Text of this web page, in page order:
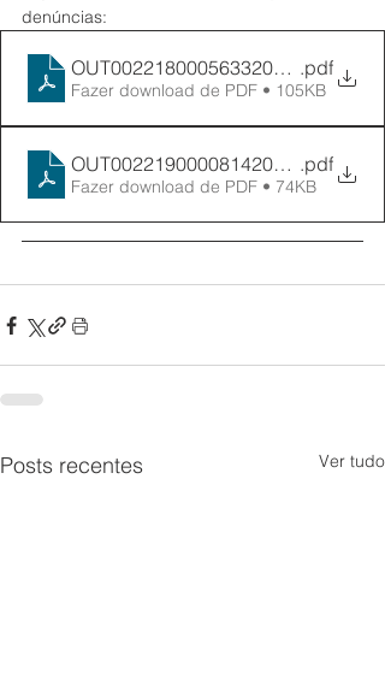
denúncias:
OUT0022180005633202002140253
.pdf
Fazer download de PDF • 105KB
OUT0022190000814202003131122
.pdf
Fazer download de PDF • 74KB
Posts recentes Ver tudo